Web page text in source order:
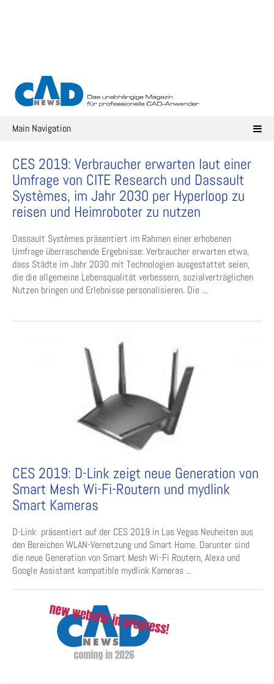
Main Navigation
CES 2019: Verbraucher erwarten laut einer
Umfrage von CITE Research und Dassault
Systèmes, im Jahr 2030 per Hyperloop zu
reisen und Heimroboter zu nutzen
Dassault Systèmes präsentiert im Rahmen einer erhobenen
Umfrage überraschende Ergebnisse: Verbraucher erwarten etwa,
dass Städte im Jahr 2030 mit Technologien ausgestattet seien,
die die allgemeine Lebensqualität verbessern, sozialverträglichen
Nutzen bringen und Erlebnisse personalisieren. Die ...
CES 2019: D-Link zeigt neue Generation von
Smart Mesh Wi-Fi-Routern und mydlink
Smart Kameras
D-Link präsentiert auf der CES 2019 in Las Vegas Neuheiten aus
den Bereichen WLAN-Vernetzung und Smart Home. Darunter sind
die neue Generation von Smart Mesh Wi-Fi Routern, Alexa und
Google Assistant kompatible mydlink Kameras ...